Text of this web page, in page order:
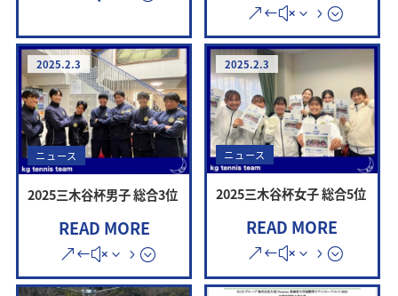
2025.2.3
ニュース
2025三木谷杯男子 総合3位
READ MORE
2025.2.3
ニュース
2025三木谷杯女子 総合5位
READ MORE